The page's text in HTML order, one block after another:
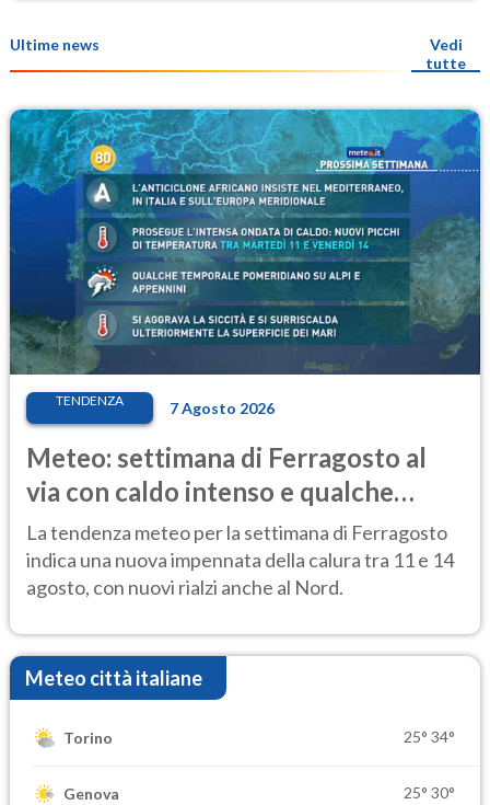
Ultime news
Vedi
tutte
TENDENZA 7 Agosto 2026
Meteo: settimana di Ferragosto al
via con caldo intenso e qualche
temporale
La tendenza meteo per la settimana di Ferragosto
indica una nuova impennata della calura tra 11 e 14
agosto, con nuovi rialzi anche al Nord.
Meteo città italiane
Torino 25° 34°
Genova 25° 30°